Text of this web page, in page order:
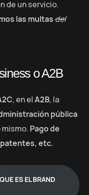
de un servicio.
las multasdel
o A2B
, en elA2B, la
pública
mismo. Pago de
etc.
ES EL BRAND